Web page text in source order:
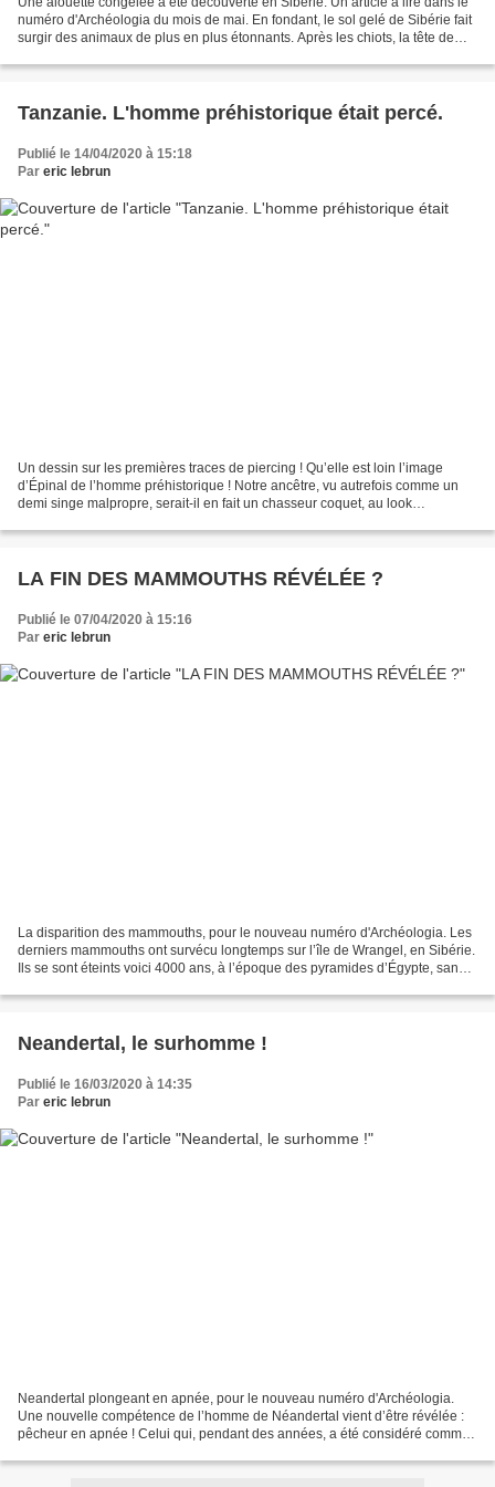
numéro d'Archéologia du mois de mai. En fondant, le sol gelé de Sibérie fait
surgir des animaux de plus en plus étonnants. Après les chiots, la tête de
Tanzanie. L'homme préhistorique était percé.
Publié le 14/04/2020 à 15:18
Par eric lebrun
Un dessin sur les premières traces de piercing ! Qu’elle est loin l’image
d’Épinal de l’homme préhistorique ! Notre ancêtre, vu autrefois comme un
demi singe malpropre, serait-il en fait un chasseur coquet, au look
LA FIN DES MAMMOUTHS RÉVÉLÉE ?
Publié le 07/04/2020 à 15:16
Par eric lebrun
La disparition des mammouths, pour le nouveau numéro d'Archéologia. Les
derniers mammouths ont survécu longtemps sur l’île de Wrangel, en Sibérie.
Ils se sont éteints voici 4000 ans, à l’époque des pyramides d’Égypte, sans
Neandertal, le surhomme !
Publié le 16/03/2020 à 14:35
Par eric lebrun
Neandertal plongeant en apnée, pour le nouveau numéro d'Archéologia.
Une nouvelle compétence de l’homme de Néandertal vient d’être révélée :
pêcheur en apnée ! Celui qui, pendant des années, a été considéré comme